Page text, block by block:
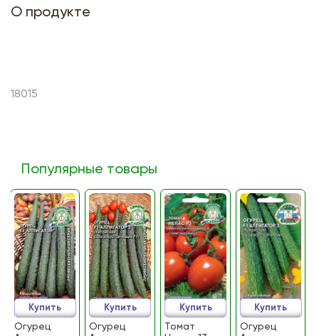
О продукте
18015
Популярные товары
Огурец
Купить
Огурец
Купить
Томат
Купить
Огурец
Купить